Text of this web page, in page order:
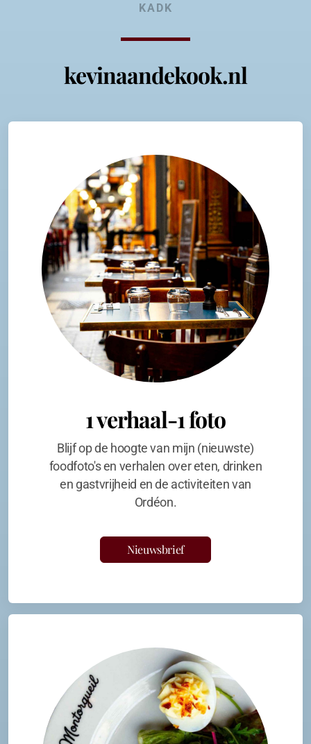
KADK
kevinaandekook.nl
1 verhaal-1 foto
Blijf op de hoogte van mijn (nieuwste)
foodfoto's en verhalen over eten, drinken
en gastvrijheid en de activiteiten van
Ordéon.
Nieuwsbrief